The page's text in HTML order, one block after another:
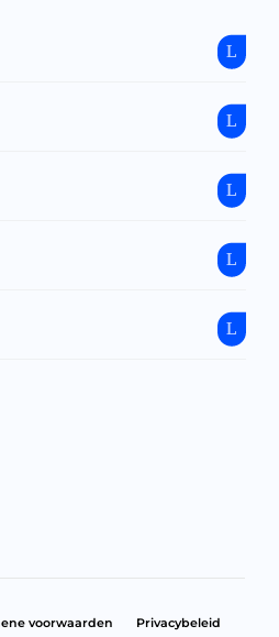
voorwaarden Privacybeleid